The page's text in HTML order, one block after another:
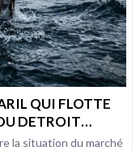
QUI FLOTTE
DETROIT
BIEN DE
la situation du marché